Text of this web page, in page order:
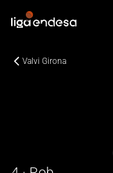
Valvi Girona